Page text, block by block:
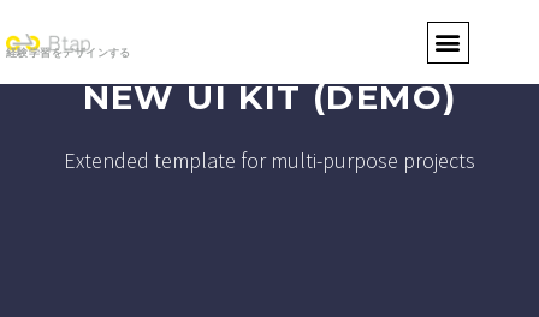
経験学習をデザインする
NEW UI KIT (DEMO)
Extended template for multi-purpose projects